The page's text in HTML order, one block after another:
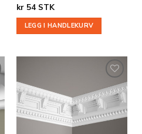
kr54 STK
LEGG I HANDLEKURV
Legg til
i
ønskeliste